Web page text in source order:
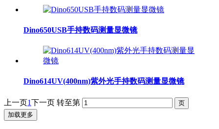
Dino650USB手持数码测量显微镜
Dino614UV(400nm)紫外光手持数码测量显微镜
上一页1下一页 转至第
加载更多